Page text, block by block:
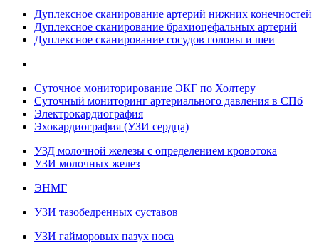
Дуплексное сканирование артерий нижних конечностей
Дуплексное сканирование брахиоцефальных артерий
Дуплексное сканирование сосудов головы и шеи
Суточное мониторирование ЭКГ по Холтеру
Суточный мониторинг артериального давления в СПб
Электрокардиография
Эхокардиография (УЗИ сердца)
УЗД молочной железы с определением кровотока
УЗИ молочных желез
ЭНМГ
УЗИ тазобедренных суставов
УЗИ гайморовых пазух носа